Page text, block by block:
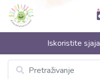
Iskoristite